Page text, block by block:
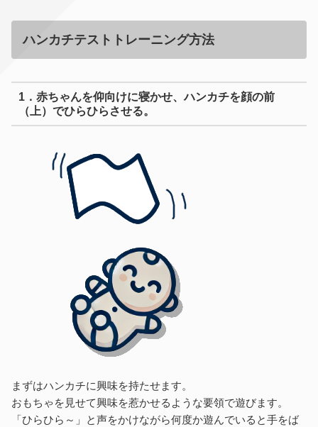
ハンカチテストトレーニング方法
1．赤ちゃんを仰向けに寝かせ、ハンカチを顔の前
（上）でひらひらさせる。
まずはハンカチに興味を持たせます。
おもちゃを見せて興味を惹かせるような要領で遊びます。
「ひらひら～」と声をかけながら何度か遊んでいると手をば